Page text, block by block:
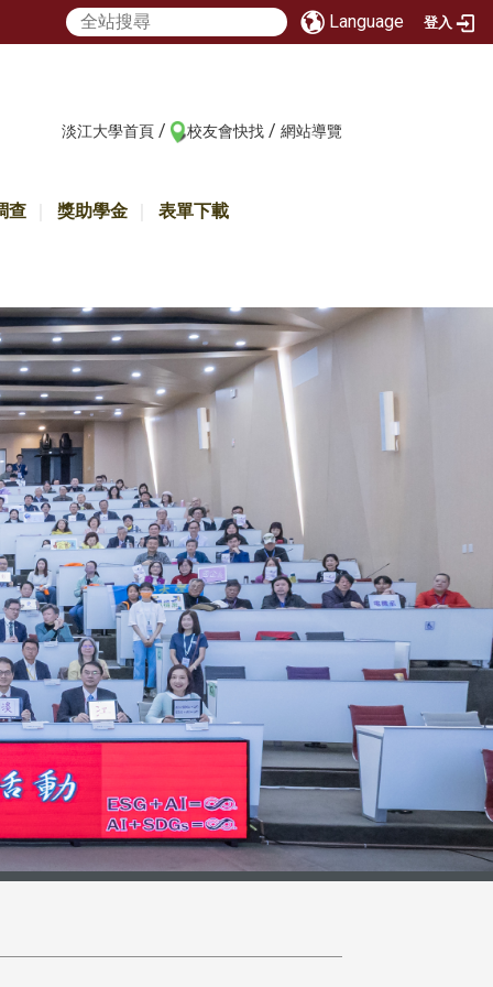
Language 登入
淡江大學首頁 / 校友會快找 / 網站導覽
查 獎助學金 表單下載